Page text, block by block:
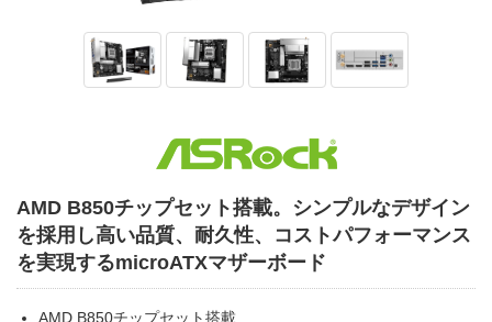
AMD B850チップセット搭載。シンプルなデザイン
を採用し高い品質、耐久性、コストパフォーマンス
を実現するmicroATXマザーボード
AMD B850チップセット搭載